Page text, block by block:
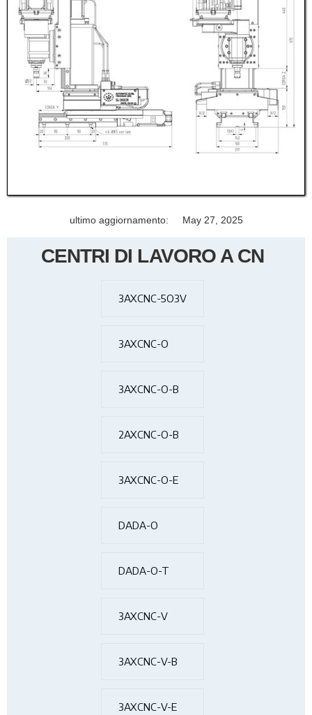
ultimo aggiornamento: May 27, 2025
CENTRI DI LAVORO A CN
3AXCNC-5O3V
3AXCNC-O
3AXCNC-O-B
2AXCNC-O-B
3AXCNC-O-E
DADA-O
DADA-O-T
3AXCNC-V
3AXCNC-V-B
3AXCNC-V-E